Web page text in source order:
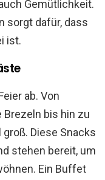
Gemütlichkeit.
sorgt dafür, dass
ist.
ab. Von
bis hin zu
Diese Snacks
stehen bereit, um
Ein Buffet